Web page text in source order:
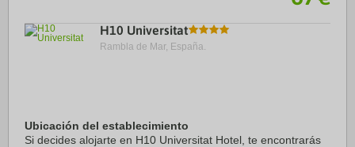
H10 Universitat
Rambla de Mar, España.
Ubicación del establecimiento
Si decides alojarte en H10 Universitat Hotel, te encontrarás